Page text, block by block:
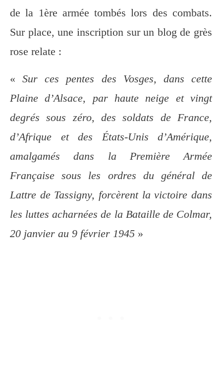
de la 1ère armée tombés lors des combats.
Sur place, une inscription sur un blog de grès
rose relate :
«Sur ces pentes des Vosges, dans cette
Plaine d’Alsace, par haute neige et vingt
degrés sous zéro, des soldats de France,
d’Afrique et des États-Unis d’Amérique,
amalgamés dans la Première Armée
Française sous les ordres du général de
Lattre de Tassigny, forcèrent la victoire dans
les luttes acharnées de la Bataille de Colmar,
20 janvier au 9 février 1945 »